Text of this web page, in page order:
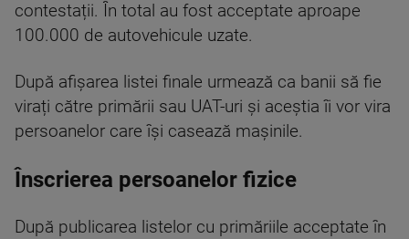
contestații. În total au fost acceptate aproape
100.000 de autovehicule uzate.
După afișarea listei finale urmează ca banii să fie
virați către primării sau UAT-uri și aceștia îi vor vira
persoanelor care își casează mașinile.
Înscrierea persoanelor fizice
După publicarea listelor cu primăriile acceptate în